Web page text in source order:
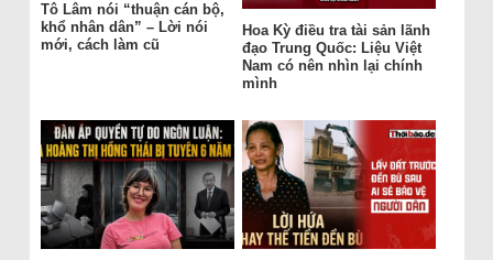
Tô Lâm nói “thuận cán bộ,
khổ nhân dân” – Lời nói
mới, cách làm cũ
Hoa Kỳ điều tra tài sản lãnh
đạo Trung Quốc: Liệu Việt
Nam có nên nhìn lại chính
mình